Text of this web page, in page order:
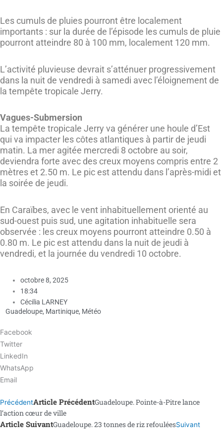
Les cumuls de pluies pourront être localement
importants : sur la durée de l’épisode les cumuls de pluie
pourront atteindre 80 à 100 mm, localement 120 mm.
L’activité pluvieuse devrait s’atténuer progressivement
dans la nuit de vendredi à samedi avec l’éloignement de
la tempête tropicale Jerry.
Vagues-Submersion
La tempête tropicale Jerry va générer une houle d’Est
qui va impacter les côtes atlantiques à partir de jeudi
matin. La mer agitée mercredi 8 octobre au soir,
deviendra forte avec des creux moyens compris entre 2
mètres et 2.50 m. Le pic est attendu dans l’après-midi et
la soirée de jeudi.
En Caraïbes, avec le vent inhabituellement orienté au
sud-ouest puis sud, une agitation inhabituelle sera
observée : les creux moyens pourront atteindre 0.50 à
0.80 m. Le pic est attendu dans la nuit de jeudi à
vendredi, et la journée du vendredi 10 octobre.
octobre 8, 2025
18:34
Cécilia LARNEY
Guadeloupe, Martinique, Météo
Facebook
Twitter
LinkedIn
WhatsApp
Email
PrécédentArticle PrécédentGuadeloupe. Pointe-à-Pitre lance
l’action cœur de ville
Article SuivantGuadeloupe. 23 tonnes de riz refouléesSuivant